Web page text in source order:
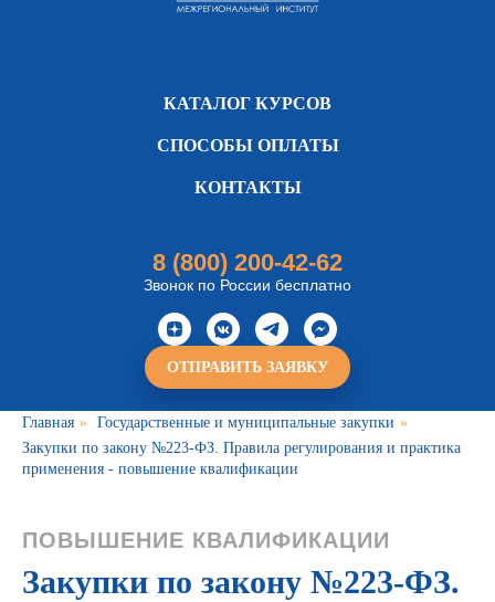
КАТАЛОГ КУРСОВ
СПОСОБЫ ОПЛАТЫ
КОНТАКТЫ
8 (800) 200-42-62
Звонок по России бесплатно
ОТПРАВИТЬ ЗАЯВКУ
Главная » Государственные и муниципальные закупки »
Закупки по закону №223-ФЗ. Правила регулирования и практика
применения - повышение квалификации
ПОВЫШЕНИЕ КВАЛИФИКАЦИИ
Закупки по закону №223-ФЗ.